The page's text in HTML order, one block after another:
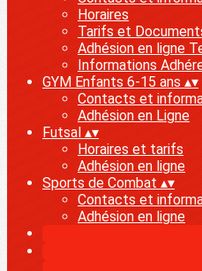
Horaires
Tarifs et
Adhésion en ligne
Informations
GYM Enfants 6-15 ans ▴▾
Contacts et
Adhésion en Ligne
Futsal ▴▾
Horaires et tarifs
Adhésion en ligne
Sports de Combat ▴▾
Contacts et
Adhésion en ligne